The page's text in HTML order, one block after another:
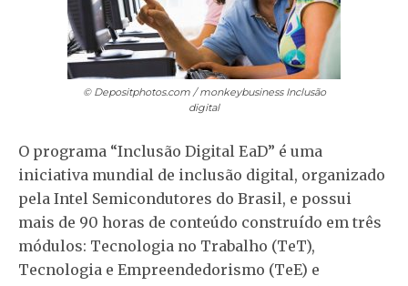
© Depositphotos.com / monkeybusinessInclusão
digital
O programa “Inclusão Digital EaD” é uma
iniciativa mundial de inclusão digital, organizado
pela Intel Semicondutores do Brasil, e possui
mais de 90 horas de conteúdo construído em três
módulos: Tecnologia no Trabalho (TeT),
Tecnologia e Empreendedorismo (TeE) e